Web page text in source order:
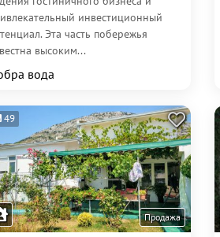
инвестиционный
Эта часть побережья
высоким...
вода
49
Продажа